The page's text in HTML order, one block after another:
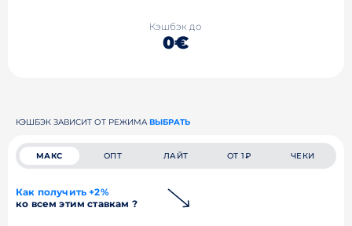
Кэшбэк до
0€
КЭШБЭК ЗАВИСИТ ОТ РЕЖИМА ВЫБРАТЬ
МАКС ОПТ ЛАЙТ ОТ 1₽ ЧЕКИ
Как получить +2%
ко всем этим ставкам ?